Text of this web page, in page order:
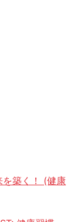
を築く！ (健康